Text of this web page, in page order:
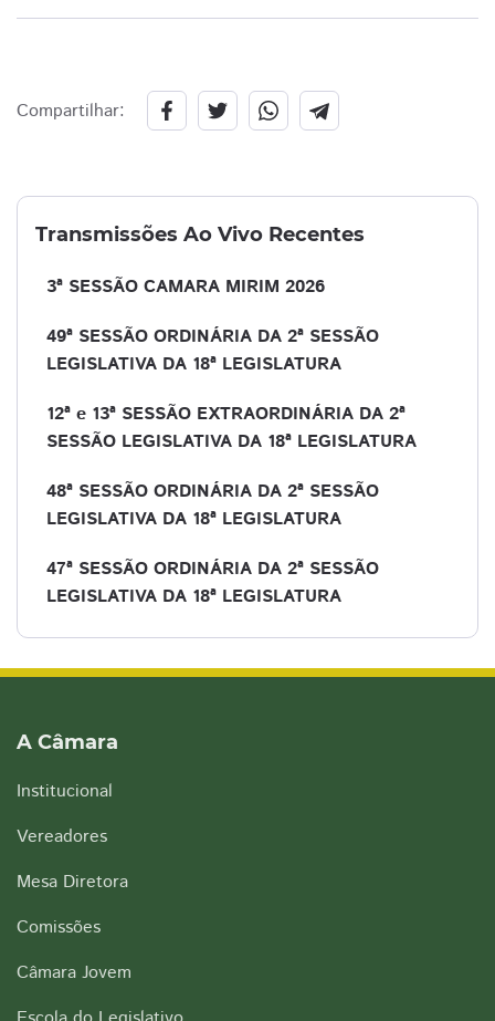
Compartilhar:
Transmissões Ao Vivo Recentes
3ª SESSÃO CAMARA MIRIM 2026
49ª SESSÃO ORDINÁRIA DA 2ª SESSÃO
LEGISLATIVA DA 18ª LEGISLATURA
12ª e 13ª SESSÃO EXTRAORDINÁRIA DA 2ª
SESSÃO LEGISLATIVA DA 18ª LEGISLATURA
48ª SESSÃO ORDINÁRIA DA 2ª SESSÃO
LEGISLATIVA DA 18ª LEGISLATURA
47ª SESSÃO ORDINÁRIA DA 2ª SESSÃO
LEGISLATIVA DA 18ª LEGISLATURA
A Câmara
Institucional
Vereadores
Mesa Diretora
Comissões
Câmara Jovem